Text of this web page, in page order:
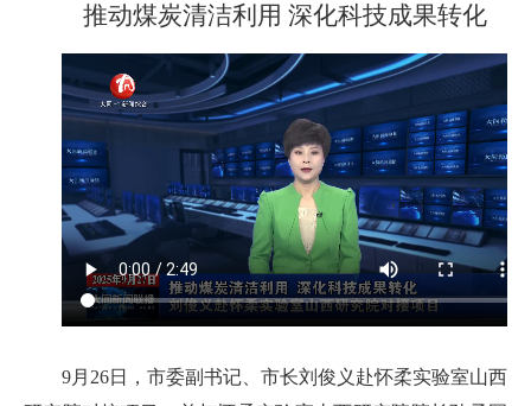
推动煤炭清洁利用 深化科技成果转化
9月26日，市委副书记、市长刘俊义赴怀柔实验室山西